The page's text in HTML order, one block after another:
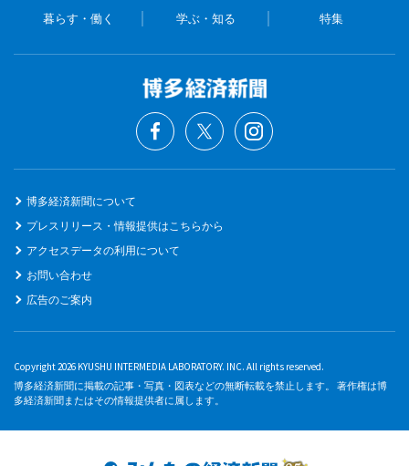
暮らす・働く 学ぶ・知る 特集
博多経済新聞について
プレスリリース・情報提供はこちらから
アクセスデータの利用について
お問い合わせ
広告のご案内
Copyright 2026 KYUSHU INTERMEDIA LABORATORY. INC. All rights reserved.
博多経済新聞に掲載の記事・写真・図表などの無断転載を禁止します。 著作権は博
多経済新聞またはその情報提供者に属します。